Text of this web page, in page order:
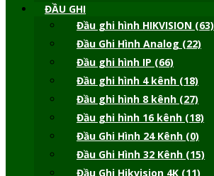
ĐẦU GHI
Đầu ghi hình HIKVISION (63)
Đầu Ghi Hình Analog (22)
Đầu ghi hình IP (66)
Đầu ghi hình 4 kênh (18)
Đầu ghi hình 8 kênh (27)
Đầu ghi hình 16 kênh (18)
Đầu Ghi Hình 24 Kênh (0)
Đầu Ghi Hình 32 Kênh (15)
Đầu Ghi Hikvision 4K (11)